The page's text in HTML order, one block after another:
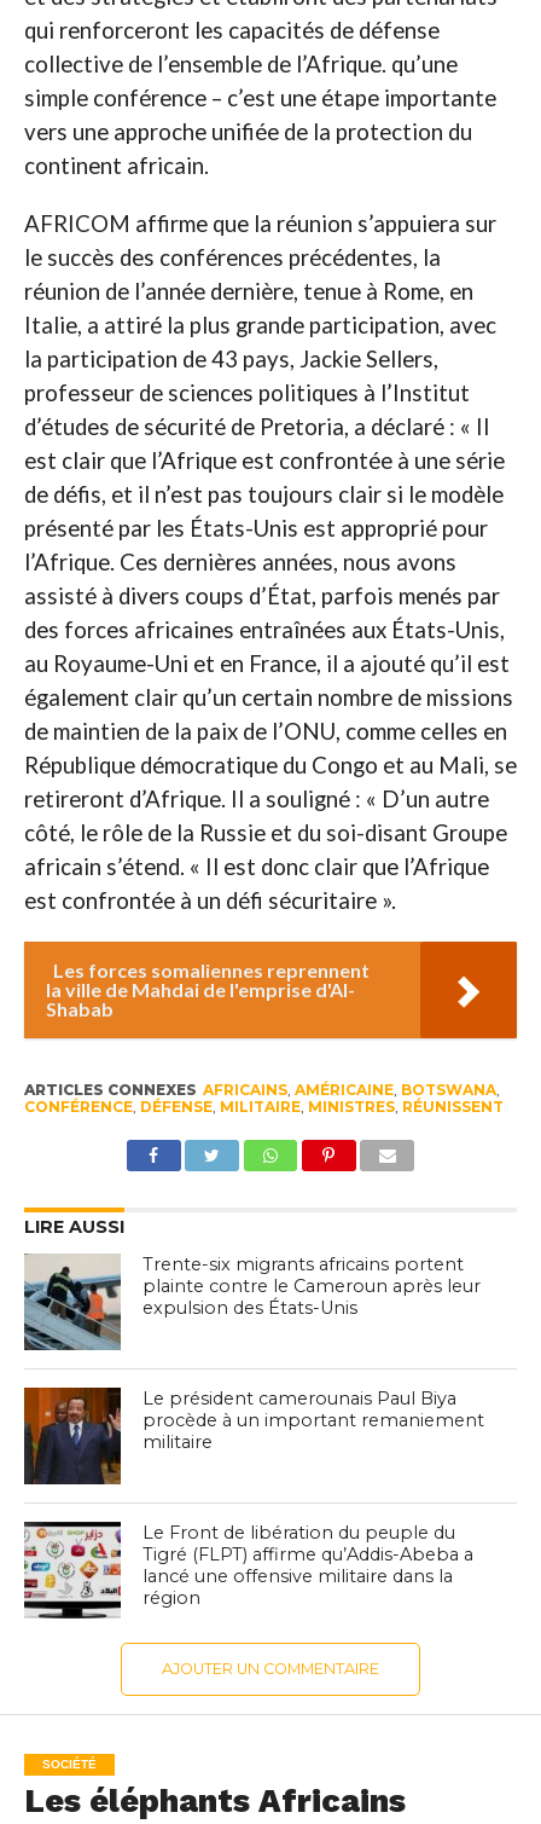
qui renforceront les capacités de défense
collective de l’ensemble de l’Afrique. qu’une
simple conférence – c’est une étape importante
vers une approche unifiée de la protection du
continent africain.
AFRICOM affirme que la réunion s’appuiera sur
le succès des conférences précédentes, la
réunion de l’année dernière, tenue à Rome, en
Italie, a attiré la plus grande participation, avec
la participation de 43 pays, Jackie Sellers,
professeur de sciences politiques à l’Institut
d’études de sécurité de Pretoria, a déclaré : « Il
est clair que l’Afrique est confrontée à une série
de défis, et il n’est pas toujours clair si le modèle
présenté par les États-Unis est approprié pour
l’Afrique. Ces dernières années, nous avons
assisté à divers coups d’État, parfois menés par
des forces africaines entraînées aux États-Unis,
au Royaume-Uni et en France, il a ajouté qu’il est
également clair qu’un certain nombre de missions
de maintien de la paix de l’ONU, comme celles en
République démocratique du Congo et au Mali, se
retireront d’Afrique. Il a souligné : « D’un autre
côté, le rôle de la Russie et du soi-disant Groupe
africain s’étend. « Il est donc clair que l’Afrique
est confrontée à un défi sécuritaire ».
Les forces somaliennes reprennent
la ville de Mahdai de l'emprise d'Al-
Shabab
ARTICLES CONNEXES AFRICAINS, AMÉRICAINE, BOTSWANA,
CONFÉRENCE, DÉFENSE, MILITAIRE, MINISTRES, RÉUNISSENT
LIRE AUSSI
Trente-six migrants africains portent
plainte contre le Cameroun après leur
expulsion des États-Unis
Le président camerounais Paul Biya
procède à un important remaniement
militaire
Le Front de libération du peuple du
Tigré (FLPT) affirme qu’Addis-Abeba a
lancé une offensive militaire dans la
région
AJOUTER UN COMMENTAIRE
SOCIÉTÉ
Les éléphants Africains